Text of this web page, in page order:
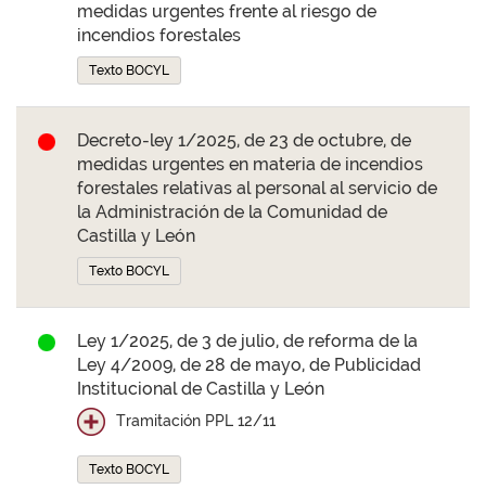
medidas urgentes frente al riesgo de
incendios forestales
Texto BOCYL
Decreto-ley 1/2025, de 23 de octubre, de
medidas urgentes en materia de incendios
forestales relativas al personal al servicio de
la Administración de la Comunidad de
Castilla y León
Texto BOCYL
Ley 1/2025, de 3 de julio, de reforma de la
Ley 4/2009, de 28 de mayo, de Publicidad
Institucional de Castilla y León
Tramitación PPL 12/11
Texto BOCYL